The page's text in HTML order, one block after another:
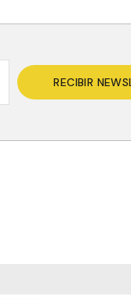
RECIBIR